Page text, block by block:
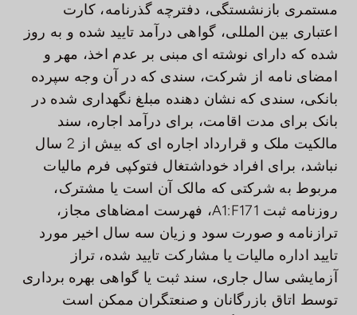
مستمری بازنشستگی، دفترچه گذرنامه، کارت
اعتباری بین المللی، گواهی درآمد تایید شده و به روز
شده که دارای نوشته ای مبنی بر عدم اخذ، مهر و
امضای نامه از شرکت، سندی که در آن وجه سپرده
بانکی، سندی که نشان دهنده مبلغ نگهداری شده در
بانک برای مدت اقامت، برای درآمد اجاره، سند
مالکیت ملک و قرارداد اجاره ای که بیش از 2 سال
نباشد، برای افراد خوداشتغال فتوکپی فرم مالیات
مربوط به شرکتی که مالک آن است یا مشترک،
روزنامه ثبت A1:F171، فهرست امضاهای مجاز،
ترازنامه و صورت سود و زیان سه سال اخیر مورد
تایید اداره مالیات یا مشارکت تایید شده، تراز
آزمایشی سال جاری، سند ثبت یا گواهی بهره برداری
توسط اتاق بازرگانان و صنعتگران ممکن است